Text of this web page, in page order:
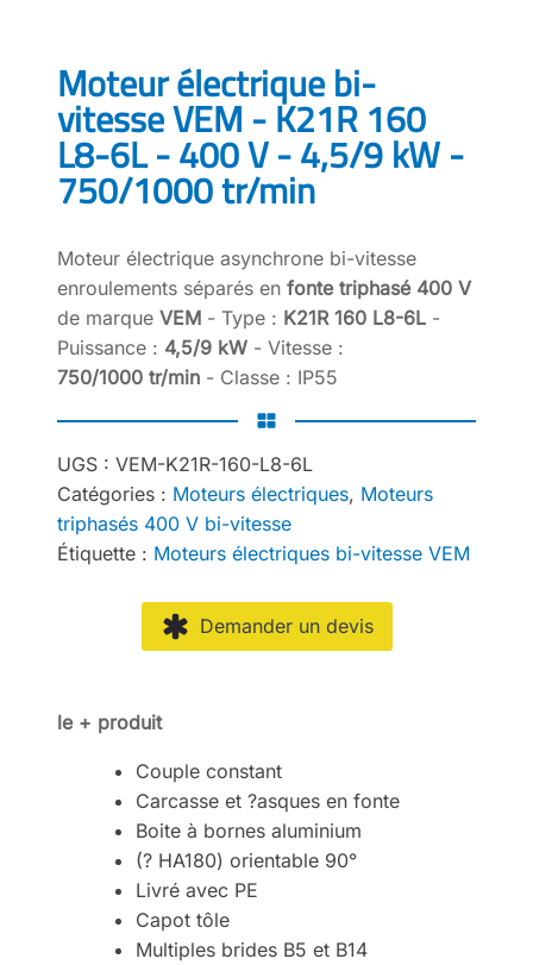
Moteur électrique bi-
vitesse VEM - K21R 160
L8-6L - 400 V - 4,5/9 kW -
750/1000 tr/min
Moteur électrique asynchrone bi-vitesse
enroulements séparés en fonte triphasé 400 V
de marque VEM - Type : K21R 160 L8-6L -
Puissance : 4,5/9 kW - Vitesse :
750/1000 tr/min - Classe : IP55
UGS : VEM-K21R-160-L8-6L
Catégories : Moteurs électriques, Moteurs
triphasés 400 V bi-vitesse
Étiquette : Moteurs électriques bi-vitesse VEM
Demander un devis
le + produit
Couple constant
Carcasse et ?asques en fonte
Boite à bornes aluminium
(? HA180) orientable 90°
Livré avec PE
Capot tôle
Multiples brides B5 et B14